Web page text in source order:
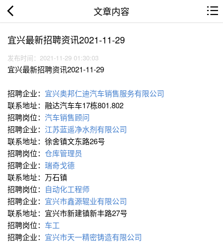
文章内容
宜兴最新招聘资讯2021-11-29
发布时间：2021-11-29 01:30:03
宜兴最新招聘资讯2021-11-29
招聘企业： 宜兴奥邦仁迪汽车销售服务有限公司
联系地址：融达汽车车17栋801.802
招聘岗位： 汽车销售顾问
招聘企业： 江苏蓝遥净水剂有限公司
联系地址：徐舍镇文东路26号
招聘岗位： 仓库管理员
招聘企业： 瑞奇戈德
联系地址：万石镇
招聘岗位： 自动化工程师
招聘企业： 宜兴市鑫源辊业有限公司
联系地址：宜兴市新建镇新丰路27号
招聘岗位： 车工
招聘企业： 宜兴市天一精密铸造有限公司